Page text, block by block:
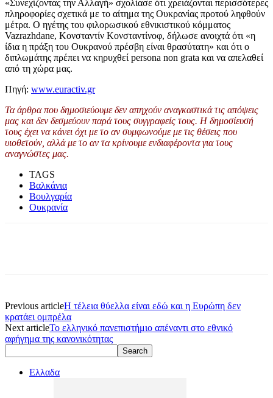
«Συνεχίζοντας την Αλλαγή» σχολίασε ότι χρειάζονται περισσότερες
πληροφορίες σχετικά με το αίτημα της Ουκρανίας προτού ληφθούν
μέτρα. Ο ηγέτης του φιλορωσικού εθνικιστικού κόμματος
Vazrazhdane, Κονσταντίν Κονσταντίνοφ, δήλωσε ανοιχτά ότι «η
ίδια η πράξη του Ουκρανού πρέσβη είναι θρασύτατη» και ότι ο
διπλωμάτης πρέπει να κηρυχθεί persona non grata και να απελαθεί
από τη χώρα μας.
Πηγή: www.euractiv.gr
Τα άρθρα που δημοσιεύουμε δεν απηχούν αναγκαστικά τις απόψεις
μας και δεν δεσμεύουν παρά τους συγγραφείς τους. Η δημοσίευσή
τους έχει να κάνει όχι με το αν συμφωνούμε με τις θέσεις που
υιοθετούν, αλλά με το αν τα κρίνουμε ενδιαφέροντα για τους
αναγνώστες μας.
TAGS
Βαλκάνια
Βουλγαρία
Ουκρανία
Previous articleH τέλεια θύελλα είναι εδώ και η Ευρώπη δεν
κρατάει ομπρέλα
Next articleΤο ελληνικό πανεπιστήμιο απέναντι στο εθνικό
αφήγημα της κανονικότητας
Ελλαδα